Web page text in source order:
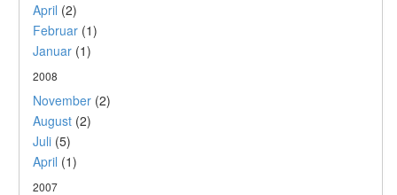
April (2)
Februar (1)
Januar (1)
2008
November (2)
August (2)
Juli (5)
April (1)
2007